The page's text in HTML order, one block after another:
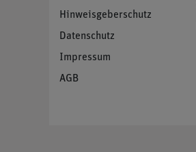
Hinweisgeberschutz
Datenschutz
Impressum
AGB